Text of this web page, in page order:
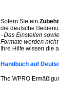
Sofern Sie ein
die deutsche
- Das Einstellen
Formate werden nicht
Ihre Hilfe wissen die
Handbuch auf
The WPRO